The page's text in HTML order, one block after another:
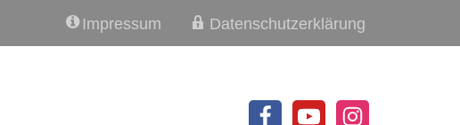
Impressum Datenschutzerklärung